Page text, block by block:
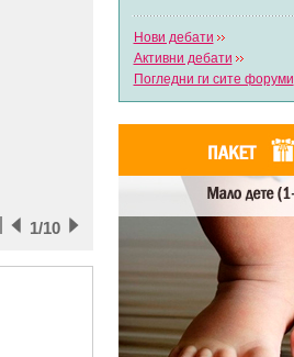
/10
1
Нови дебати
Активни дебати
Погледни ги сите форуми